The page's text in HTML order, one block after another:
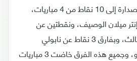
ورفع روما رصيده في الصدارة إلى 10 نقاط من 4 مباريات،
ميلان الوصيف، ونقطتين عن
ميلان صاحب المركز الثالث، وبفارق 3 نقاط عن نابولي
ولاتسيو وأتلانتا وتورينو، وجميع هذه الفرق خاضت 3 مباريات